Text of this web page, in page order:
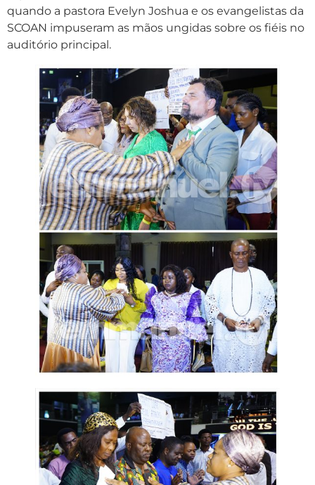
quando a pastora Evelyn Joshua e os evangelistas da
SCOAN impuseram as mãos ungidas sobre os fiéis no
auditório principal.